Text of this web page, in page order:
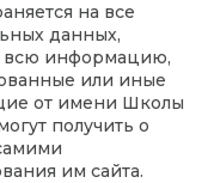
на все
данных,
всю информацию,
или иные
от имени Школы
получить о
им сайта.